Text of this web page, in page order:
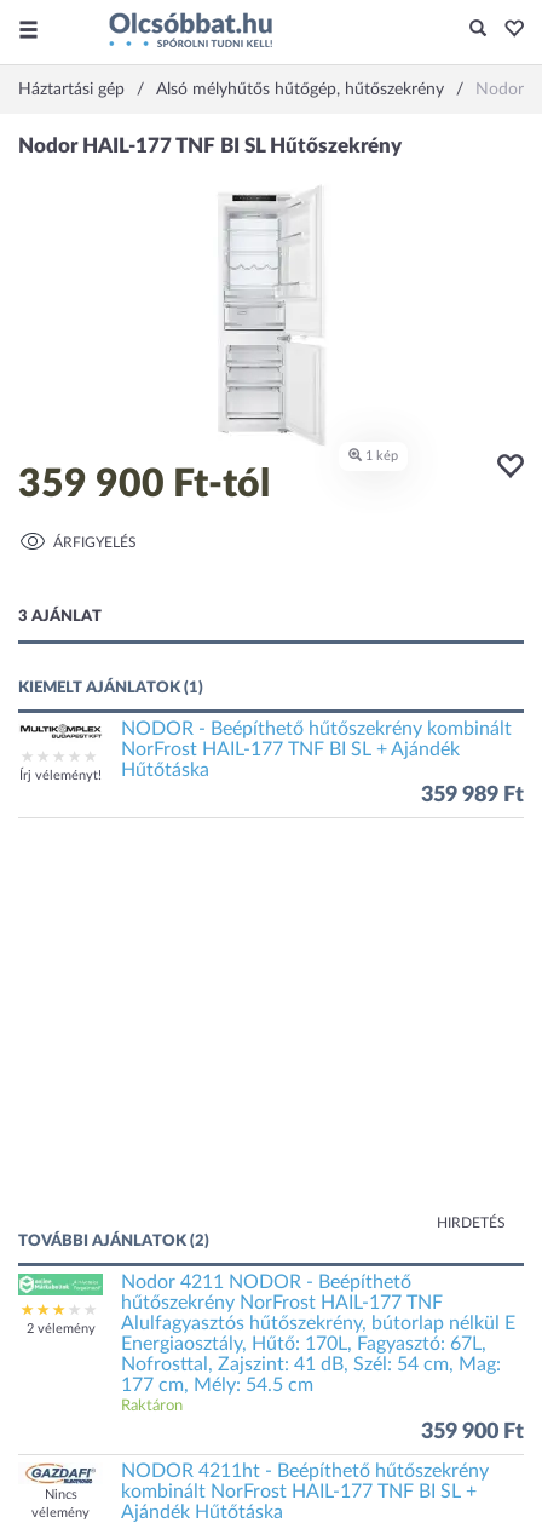
Háztartási gép Alsó mélyhűtős hűtőgép, hűtőszekrény Nodor
359 900 Ft-tól
ÁRFIGYELÉS
3 AJÁNLAT
KIEMELT AJÁNLATOK (1)
Írj véleményt!
NODOR - Beépíthető hűtőszekrény kombinált
NorFrost HAIL-177 TNF BI SL + Ajándék
Hűtőtáska
359 989 Ft
HIRDETÉS
TOVÁBBI AJÁNLATOK (2)
2 vélemény
Nodor 4211 NODOR - Beépíthető
hűtőszekrény NorFrost HAIL-177 TNF
Alulfagyasztós hűtőszekrény, bútorlap nélkül E
Energiaosztály, Hűtő: 170L, Fagyasztó: 67L,
Nofrosttal, Zajszint: 41 dB, Szél: 54 cm, Mag:
177 cm, Mély: 54.5 cm
Raktáron
359 900 Ft
Nincs
vélemény
NODOR 4211ht - Beépíthető hűtőszekrény
kombinált NorFrost HAIL-177 TNF BI SL +
Ajándék Hűtőtáska